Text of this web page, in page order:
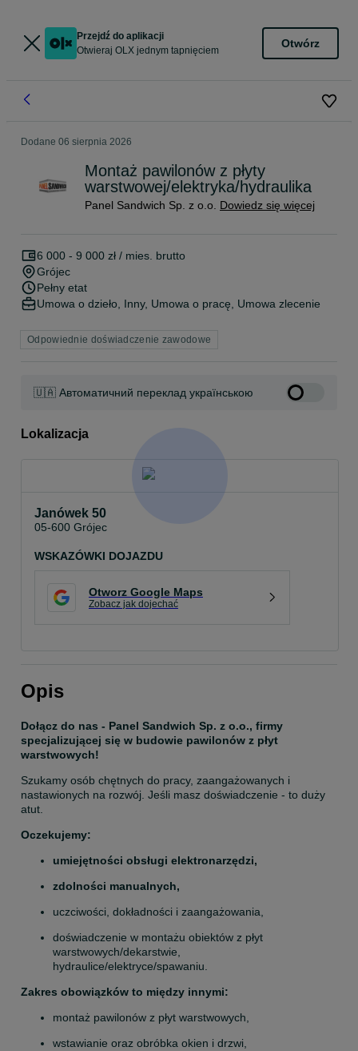
Przejdź do aplikacji
Otwieraj OLX jednym tapnięciem
Otwórz
Dodane 06 sierpnia 2026
Montaż pawilonów z płyty
warstwowej/elektryka/hydraulika
Panel Sandwich Sp. z o.o. Dowiedz się więcej
6 000 - 9 000 zł / mies. brutto
Grójec
Pełny etat
Umowa o dzieło, Inny, Umowa o pracę, Umowa zlecenie
Odpowiednie doświadczenie zawodowe
🇺🇦 Автоматичний переклад українською
Lokalizacja
Janówek 50
05-600 Grójec
WSKAZÓWKI DOJAZDU
Otworz Google Maps
Zobacz jak dojechać
Opis
Dołącz do nas - Panel Sandwich Sp. z o.o., firmy
specjalizującej się w budowie pawilonów z płyt
warstwowych!
Szukamy osób chętnych do pracy, zaangażowanych i
nastawionych na rozwój. Jeśli masz doświadczenie - to duży
atut.
Oczekujemy:
umiejętności obsługi elektronarzędzi,
zdolności manualnych,
uczciwości, dokładności i zaangażowania,
doświadczenie w montażu obiektów z płyt
warstwowych/dekarstwie,
hydraulice/elektryce/spawaniu.
Zakres obowiązków to między innymi:
montaż pawilonów z płyt warstwowych,
wstawianie oraz obróbka okien i drzwi,